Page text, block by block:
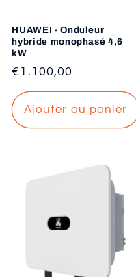
HUAWEI - Onduleur
hybride monophasé 4,6
kW
Prix
habituel
€1.100,00
Ajouter au panier